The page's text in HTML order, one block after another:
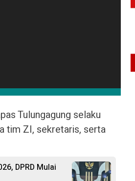
Tulungagung selaku
tim ZI, sekretaris, serta
DPRD Mulai